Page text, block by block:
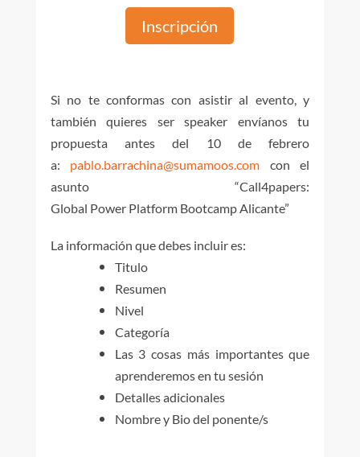
Inscripción
Si no te conformas con asistir al evento, y
también quieres ser speaker envíanos tu
propuesta antes del 10 de febrero
a: pablo.barrachina@sumamoos.com con el
asunto “Call4papers:
Global Power Platform Bootcamp Alicante”
La información que debes incluir es:
Titulo
Resumen
Nivel
Categoría
Las 3 cosas más importantes que
aprenderemos en tu sesión
Detalles adicionales
Nombre y Bio del ponente/s